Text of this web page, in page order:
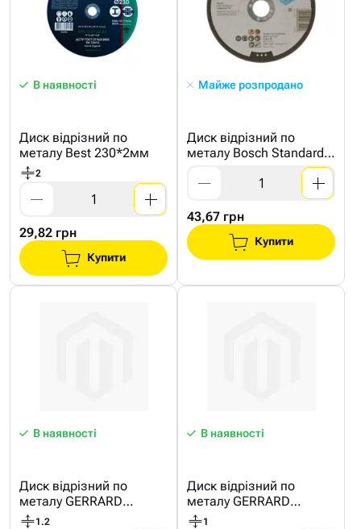
В наявності
Диск відрізний по
металу Best 230*2мм
2
29,82 грн
Купити
Майже розпродано
Диск відрізний по
металу Bosch Standard
43,67 грн
Купити
В наявності
Диск відрізний по
металу GERRARD
125*1,2мм
1.2
В наявності
Диск відрізний по
металу GERRARD
125*1мм
1